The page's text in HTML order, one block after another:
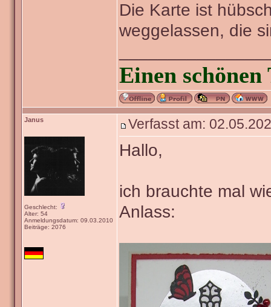
Die Karte ist
weggelassen, die
Einen
Janus
Geschlecht:
Alter: 54
Anmeldungsdatum: 09.03.2010
Beiträge: 2076
Verfasst am:
Hallo,
ich brauchte mal
Anlass: